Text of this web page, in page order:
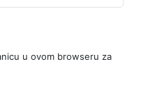
u ovom browseru za